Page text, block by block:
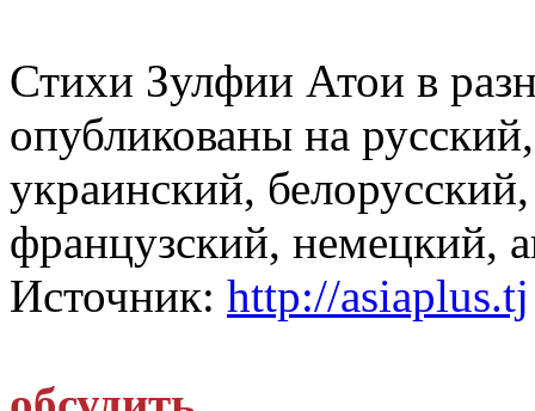
Стихи Зулфии Атои в
опубликованы на
украинский,
французский, немецкий,
Источник: http://asiaplus.tj